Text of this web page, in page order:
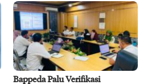
Bappeda Palu Verifikasi